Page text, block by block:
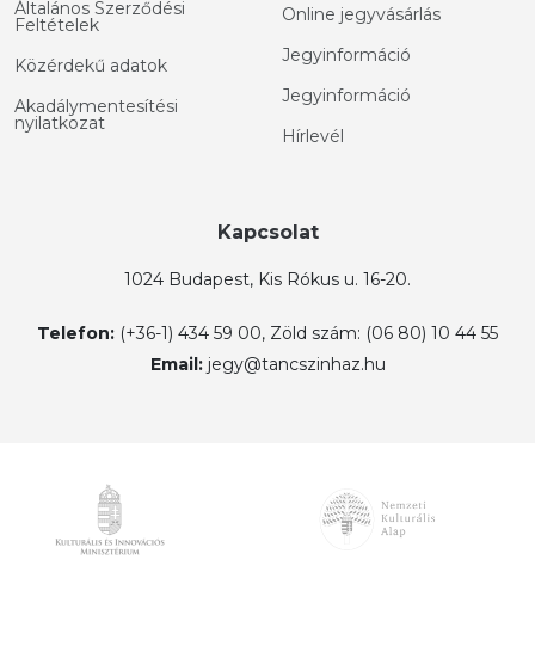
Általános Szerződési
Feltételek
Közérdekű adatok
Akadálymentesítési
nyilatkozat
Online jegyvásárlás
Jegyinformáció
Jegyinformáció
Hírlevél
Kapcsolat
1024 Budapest, Kis Rókus u. 16-20.
Telefon: (+36-1) 434 59 00, Zöld szám: (06 80) 10 44 55
Email: jegy@tancszinhaz.hu